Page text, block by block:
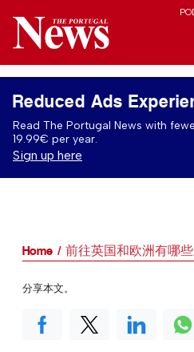
Reduced Ads
Read The Portugal News with
19.99€ per year.
Sign up here
Home 前往英国和欧洲有哪
分享本文。